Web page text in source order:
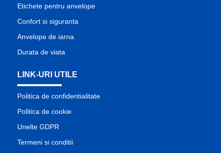
Etichete pentru anvelope
Confort si siguranta
Anvelope de iarna
Durata de viata
LINK-URI UTILE
Politica de confidentialitate
Politica de cookie
Unelte GDPR
Termeni si conditii